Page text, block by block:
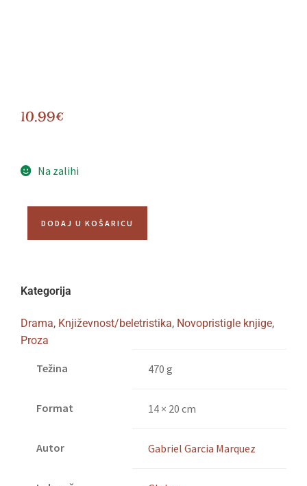
10.99€
Na zalihi
DODAJ U KOŠARICU
Kategorija
Drama, Književnost/beletristika, Novopristigle knjige,
Proza
Težina 470 g
Format 14 × 20 cm
Autor Gabriel Garcia Marquez